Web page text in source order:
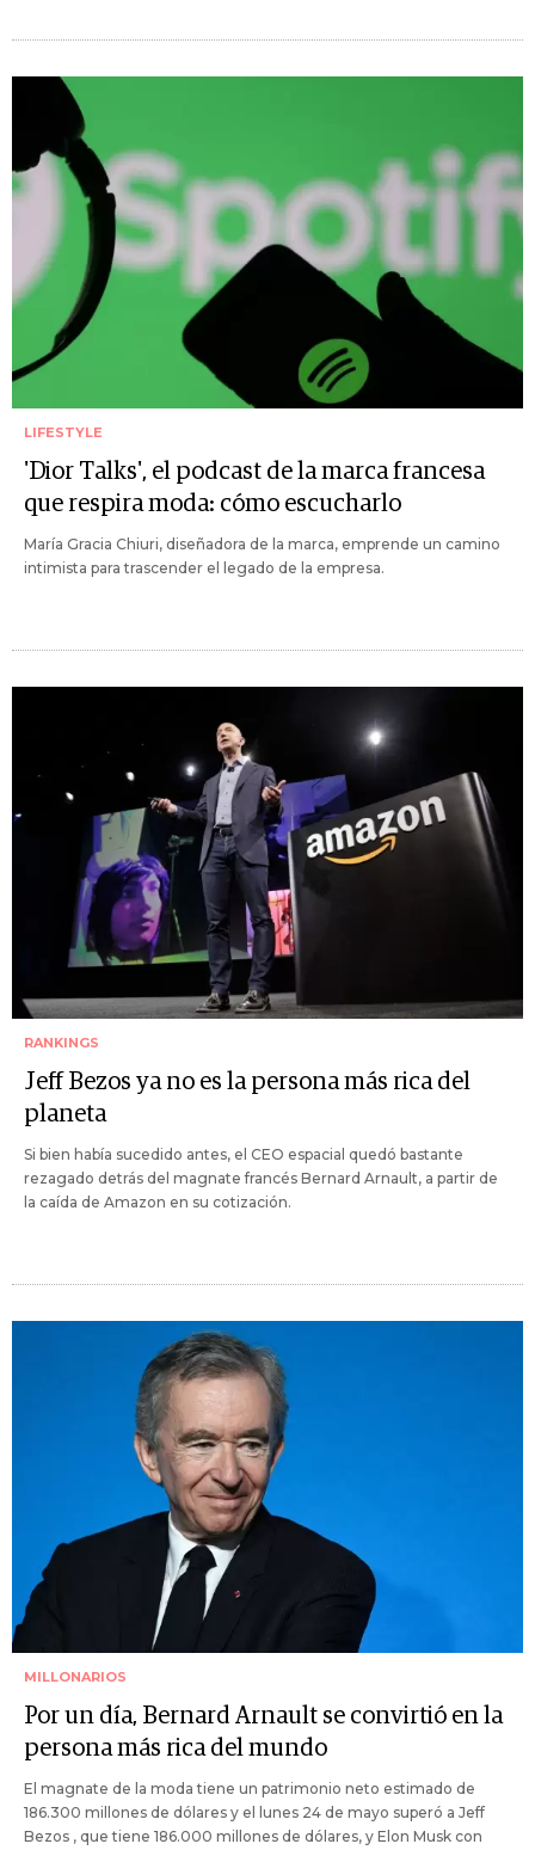
LIFESTYLE
'Dior Talks', el podcast de la marca francesa
que respira moda: cómo escucharlo
María Gracia Chiuri, diseñadora de la marca, emprende un camino
intimista para trascender el legado de la empresa.
RANKINGS
Jeff Bezos ya no es la persona más rica del
planeta
Si bien había sucedido antes, el CEO espacial quedó bastante
rezagado detrás del magnate francés Bernard Arnault, a partir de
la caída de Amazon en su cotización.
MILLONARIOS
Por un día, Bernard Arnault se convirtió en la
persona más rica del mundo
El magnate de la moda tiene un patrimonio neto estimado de
186.300 millones de dólares y el lunes 24 de mayo superó a Jeff
Bezos , que tiene 186.000 millones de dólares, y Elon Musk con